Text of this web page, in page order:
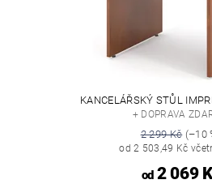
KANCELÁŘSKÝ STŮL
+ DOPRAVA
2 299 Kč(–10
od 2 503,49 Kč
od2 069